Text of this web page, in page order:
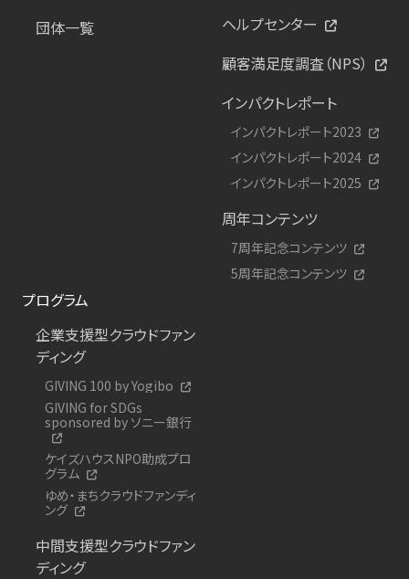
団体一覧
ヘルプセンター
顧客満足度調査（NPS）
インパクトレポート
インパクトレポート2023
インパクトレポート2024
インパクトレポート2025
周年コンテンツ
7周年記念コンテンツ
5周年記念コンテンツ
プログラム
企業支援型クラウドファン
ディング
GIVING 100 by Yogibo
GIVING for SDGs
sponsored by ソニー銀行
ケイズハウスNPO助成プロ
グラム
ゆめ・まちクラウドファンディ
ング
中間支援型クラウドファン
ディング